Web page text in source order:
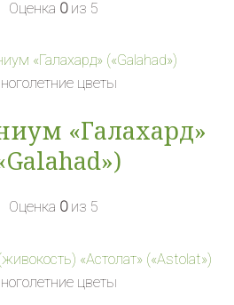
Оценка 0из 5
цветы
«Галахард»
Оценка 0из 5
цветы